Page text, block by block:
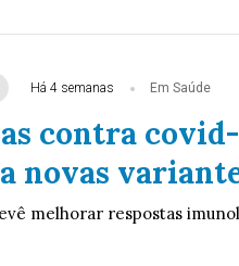
Há 4 semanas Em Saúde
contra
novas
melhorar respostas